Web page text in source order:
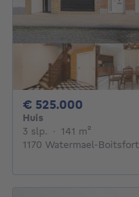
€ 525.000
Huis
3 slp. 3 slaapkamers
· 141 m²
1170 Watermael-Boitsfort